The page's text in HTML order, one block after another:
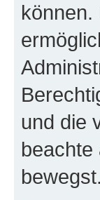
können.
und die
beachte
bewegst.